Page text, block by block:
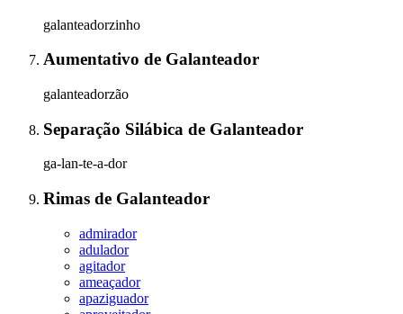
galanteadorzinho
Aumentativo de Galanteador
galanteadorzão
Separação Silábica de Galanteador
ga-lan-te-a-dor
Rimas de Galanteador
admirador
adulador
agitador
ameaçador
apaziguador